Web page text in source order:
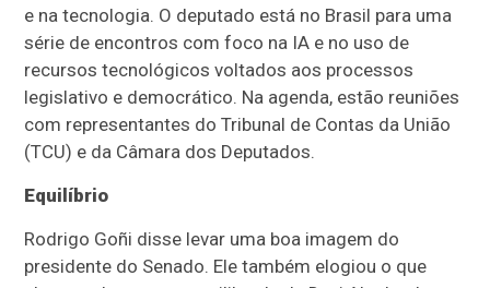
e na tecnologia. O deputado está no Brasil para uma
série de encontros com foco na IA e no uso de
recursos tecnológicos voltados aos processos
legislativo e democrático. Na agenda, estão reuniões
com representantes do Tribunal de Contas da União
(TCU) e da Câmara dos Deputados.
Equilíbrio
Rodrigo Goñi disse levar uma boa imagem do
presidente do Senado. Ele também elogiou o que